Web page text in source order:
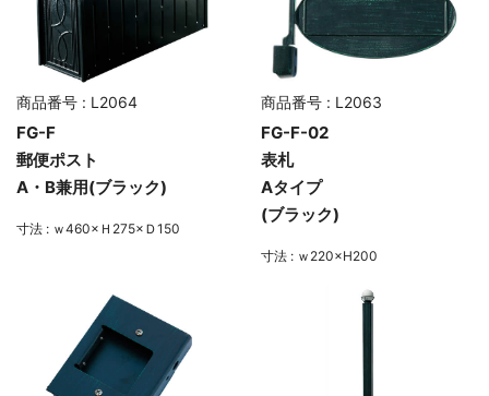
商品番号 : L2064
FG-F
郵便ポスト
A・B兼用(ブラック)
寸法 : ｗ460×Ｈ275×Ｄ150
商品番号 : L2063
FG-F-02
表札
Aタイプ
(ブラック)
寸法 : ｗ220×H200